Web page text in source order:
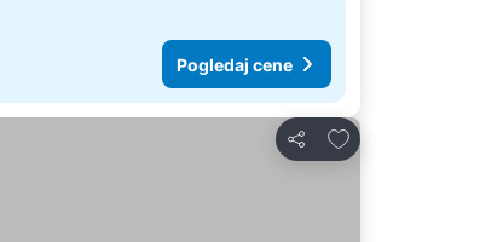
Pogledaj cene
Deli
Dodati u favorite